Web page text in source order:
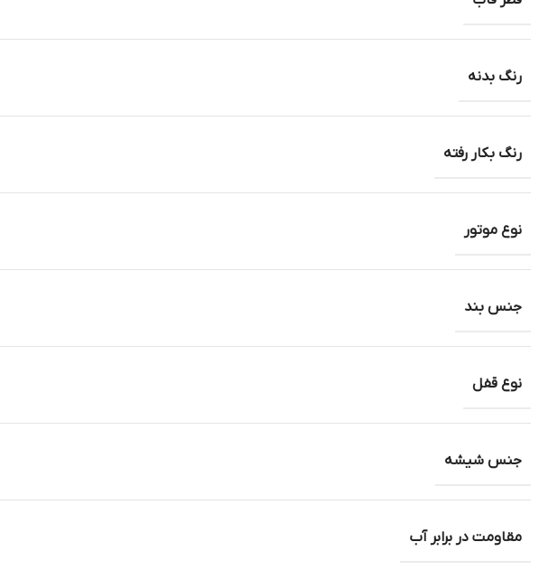
رنگ بدنه
رنگ بکار رفته
نوع موتور
جنس بند
نوع قفل
جنس شیشه
مقاومت در برابر آب